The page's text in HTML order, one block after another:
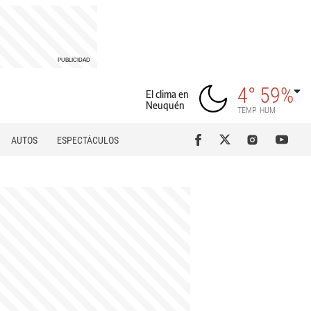
El clima en
Neuquén
4°
TEMP
59%
HUM
AUTOS ESPECTÁCULOS